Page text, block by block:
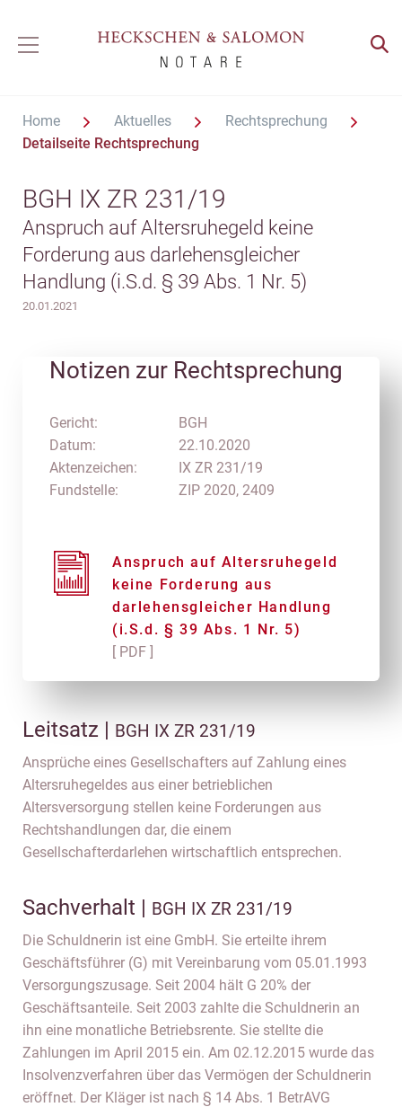
Home Aktuelles
Rechtsprechung
Detailseite Rechtsprechung
BGH IX ZR 231/19
Anspruch auf Altersruhegeld keine
Forderung aus darlehensgleicher
Handlung (i.S.d. § 39 Abs. 1 Nr. 5)
20.01.2021
Notizen zur Rechtsprechung
Gericht:
Datum:
Aktenzeichen:
Fundstelle:
BGH
22.10.2020
IX ZR 231/19
ZIP 2020, 2409
Anspruch auf Altersruhegeld
keine Forderung aus
darlehensgleicher Handlung
(i.S.d. § 39 Abs. 1 Nr. 5)
[ PDF ]
Leitsatz | BGH IX ZR 231/19
Ansprüche eines Gesellschafters auf Zahlung eines
Altersruhegeldes aus einer betrieblichen
Altersversorgung stellen keine Forderungen aus
Rechtshandlungen dar, die einem
Gesellschafterdarlehen wirtschaftlich entsprechen.
Sachverhalt | BGH IX ZR 231/19
Die Schuldnerin ist eine GmbH. Sie erteilte ihrem
Geschäftsführer (G) mit Vereinbarung vom 05.01.1993
Versorgungszusage. Seit 2004 hält G 20% der
Geschäftsanteile. Seit 2003 zahlte die Schuldnerin an
ihn eine monatliche Betriebsrente. Sie stellte die
Zahlungen im April 2015 ein. Am 02.12.2015 wurde das
Insolvenzverfahren über das Vermögen der Schuldnerin
eröffnet. Der Kläger ist nach § 14 Abs. 1 BetrAVG